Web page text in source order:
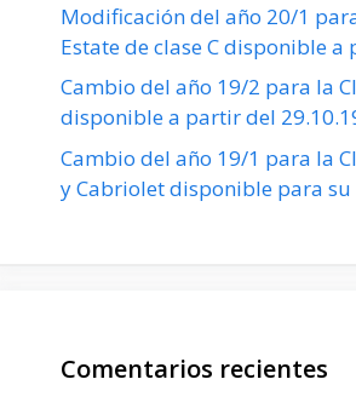
Modificación del año 20/1
Estate de clase C disponible
Cambio del año 19/2 para la
disponible a partir del
Cambio del año 19/1 para la
y Cabriolet disponible para
Comentarios recientes